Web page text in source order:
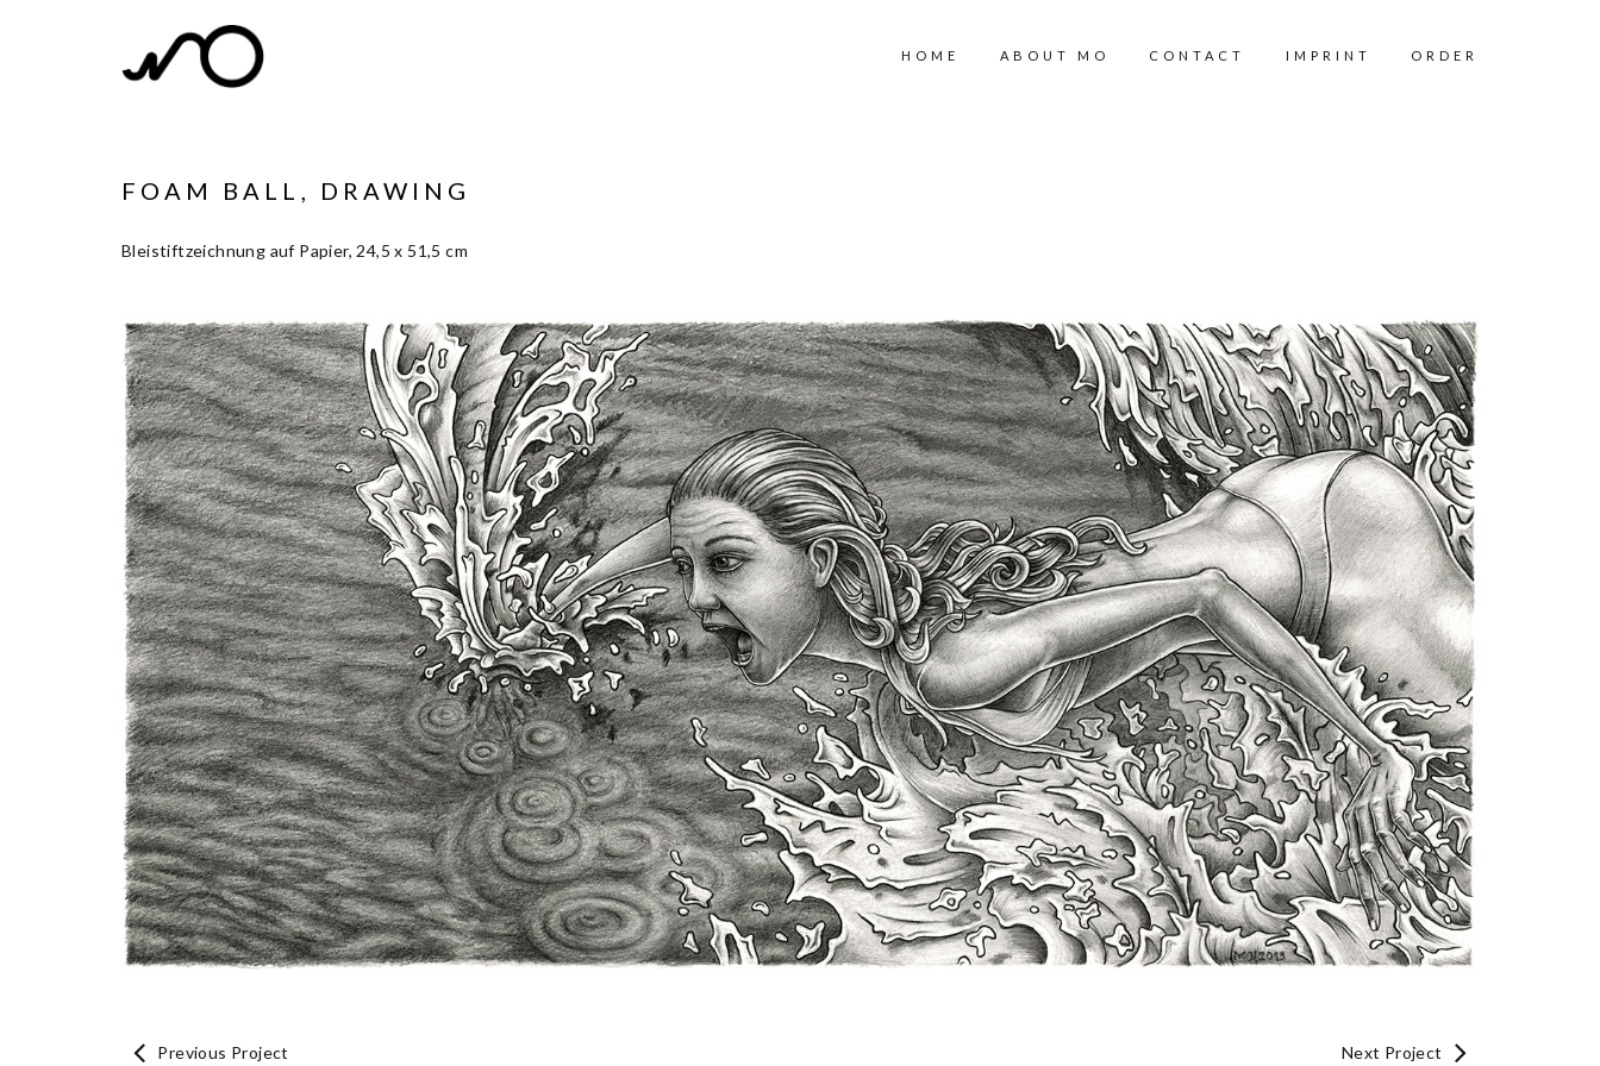
HOME ABOUT MO CONTACT IMPRINT ORDER
FOAM BALL, DRAWING
Bleistiftzeichnung auf Papier, 24,5 x 51,5 cm
Previous Project Next Project